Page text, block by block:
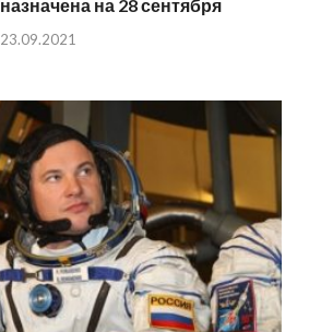
назначена на 28 сентября
23.09.2021